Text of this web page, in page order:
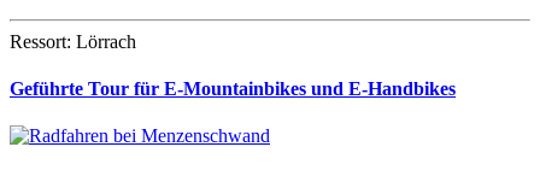
Ressort: Lörrach
Geführte Tour für E-Mountainbikes und E-Handbikes